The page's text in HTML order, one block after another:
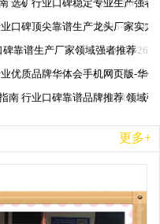
2026-06-26
选矿行业口碑稳定专业生产强者
2026-06-26
口碑顶尖靠谱生产龙头厂家实力
2026-06-26
靠谱生产厂家领域强者推荐
2026-06-26
优质品牌华体会手机网页版-华
2026-06-26
南 行业口碑靠谱品牌推荐 领域
更多+